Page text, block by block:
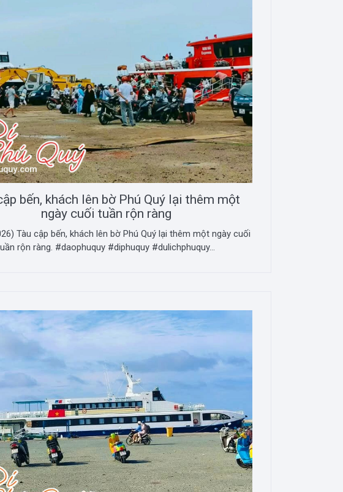
bến, khách lên bờ Phú Quý lại thêm một
ngày cuối tuần rộn ràng
Tàu cập bến, khách lên bờ Phú Quý lại thêm một ngày cuối
rộn ràng. #daophuquy #diphuquy #dulichphuquy...